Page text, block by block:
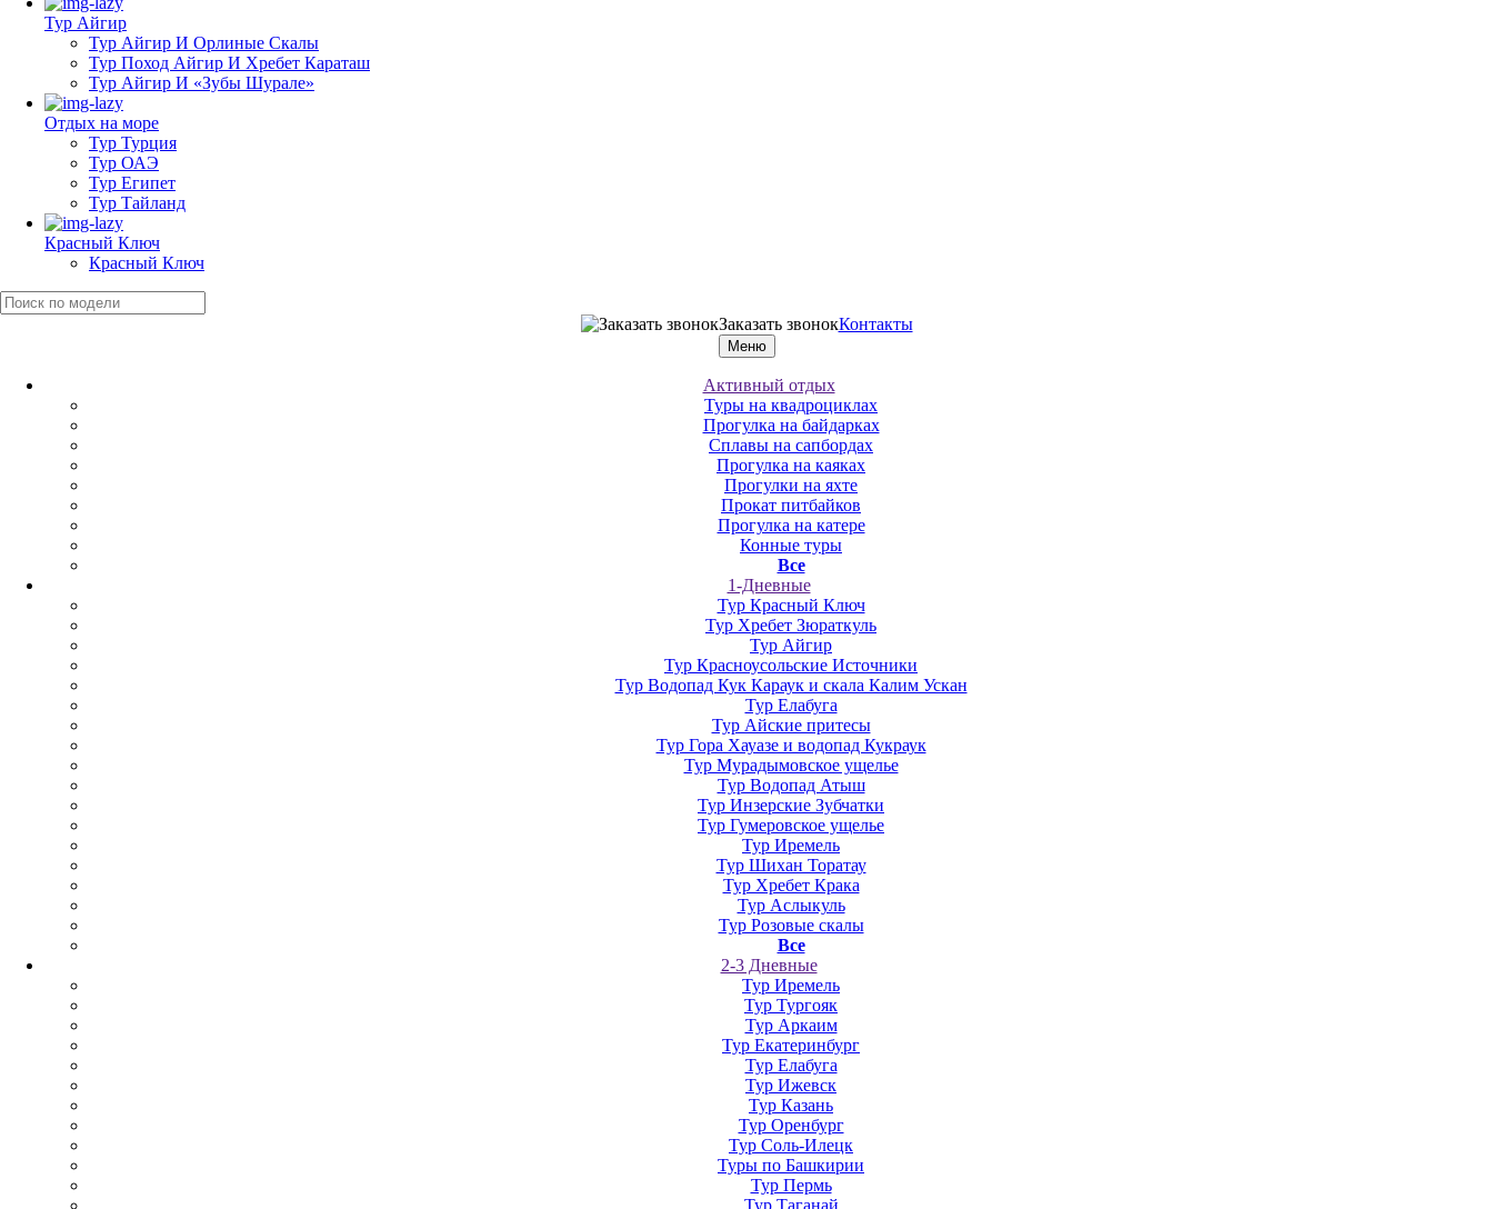
Тур Айгир
Тур Айгир И Орлиные Скалы
Тур Поход Айгир И Хребет Караташ
Тур Айгир И «Зубы Шурале»
Отдых на море
Тур Турция
Тур ОАЭ
Тур Египет
Тур Тайланд
Красный Ключ
Красный Ключ
Заказать звонокКонтакты
Меню
Активный отдых
Туры на квадроциклах
Прогулка на байдарках
Сплавы на сапбордах
Прогулка на каяках
Прогулки на яхте
Прокат питбайков
Прогулка на катере
Конные туры
Все
1-Дневные
Тур Красный Ключ
Тур Хребет Зюраткуль
Тур Айгир
Тур Красноусольские Источники
Тур Водопад Кук Караук и скала Калим Ускан
Тур Елабуга
Тур Айские притесы
Тур Гора Хауазе и водопад Кукраук
Тур Мурадымовское ущелье
Тур Водопад Атыш
Тур Инзерские Зубчатки
Тур Гумеровское ущелье
Тур Иремель
Тур Шихан Торатау
Тур Хребет Крака
Тур Аслыкуль
Тур Розовые скалы
Все
2-3 Дневные
Тур Иремель
Тур Тургояк
Тур Аркаим
Тур Екатеринбург
Тур Елабуга
Тур Ижевск
Тур Казань
Тур Оренбург
Тур Соль-Илецк
Туры по Башкирии
Тур Пермь
Тур Таганай